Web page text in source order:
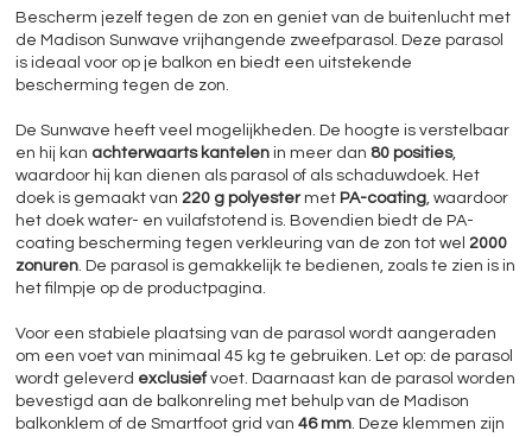
Bescherm jezelf tegen de zon en geniet van de buitenlucht met
de Madison Sunwave vrijhangende zweefparasol. Deze parasol
is ideaal voor op je balkon en biedt een uitstekende
bescherming tegen de zon.
De Sunwave heeft veel mogelijkheden. De hoogte is verstelbaar
en hij kan achterwaarts kantelen in meer dan 80 posities,
waardoor hij kan dienen als parasol of als schaduwdoek. Het
doek is gemaakt van 220 g polyester met PA-coating, waardoor
het doek water- en vuilafstotend is. Bovendien biedt de PA-
coating bescherming tegen verkleuring van de zon tot wel 2000
zonuren. De parasol is gemakkelijk te bedienen, zoals te zien is in
het filmpje op de productpagina.
Voor een stabiele plaatsing van de parasol wordt aangeraden
om een voet van minimaal 45 kg te gebruiken. Let op: de parasol
wordt geleverd exclusiefvoet. Daarnaast kan de parasol worden
bevestigd aan de balkonreling met behulp van de Madison
balkonklem of de Smartfoot grid van46 mm. Deze klemmen zijn